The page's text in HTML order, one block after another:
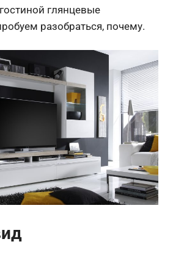
глянцевые
разобраться, почему.